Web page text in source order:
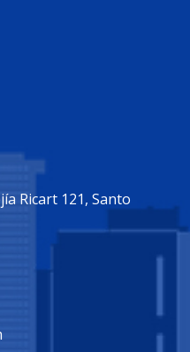
Ricart 121, Santo